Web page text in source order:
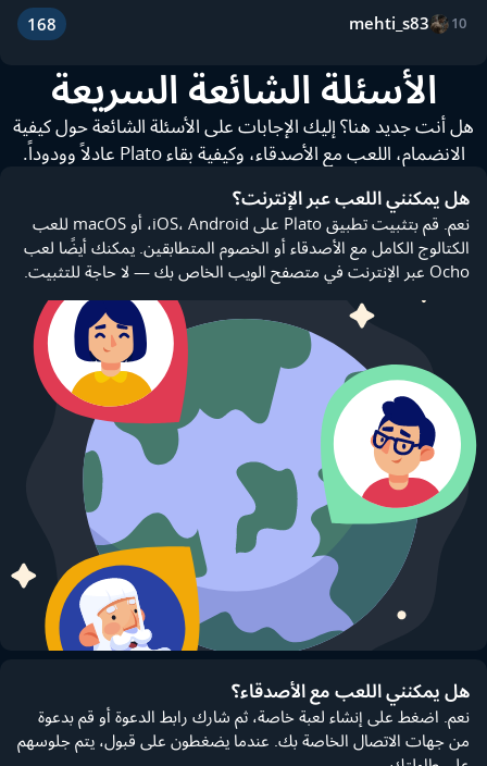
10
mehti_s83
168
الأسئلة الشائعة السريعة
هل أنت جديد هنا؟ إليك الإجابات على الأسئلة الشائعة حول كيفية
الانضمام، اللعب مع الأصدقاء، وكيفية بقاء Plato عادلاً وودوداً.
هل يمكنني اللعب عبر الإنترنت؟
نعم. قم بتثبيت تطبيق Plato على iOS، Android، أو macOS للعب
الكتالوج الكامل مع الأصدقاء أو الخصوم المتطابقين. يمكنك أيضًا لعب
Ocho عبر الإنترنت في متصفح الويب الخاص بك — لا حاجة للتثبيت.
هل يمكنني اللعب مع الأصدقاء؟
نعم. اضغط على إنشاء لعبة خاصة، ثم شارك رابط الدعوة أو قم بدعوة
من جهات الاتصال الخاصة بك. عندما يضغطون على قبول، يتم جلوسهم